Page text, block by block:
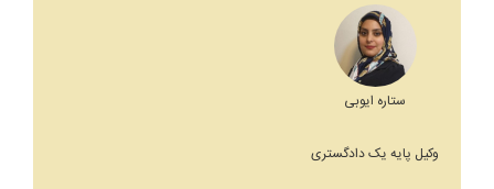
ستاره ایوبی
وکیل پایه یک دادگستری